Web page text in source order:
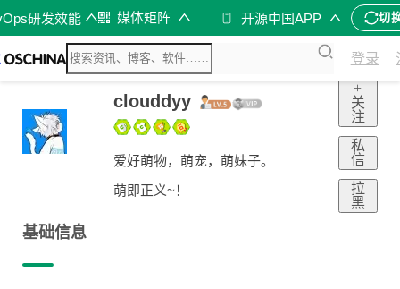
研发效能 媒体矩阵 开源中国APP 切
登录
clouddyy
爱好萌物，萌宠，萌妹子。
萌即正义~！
+
关
注
私
信
拉
黑
基础信息